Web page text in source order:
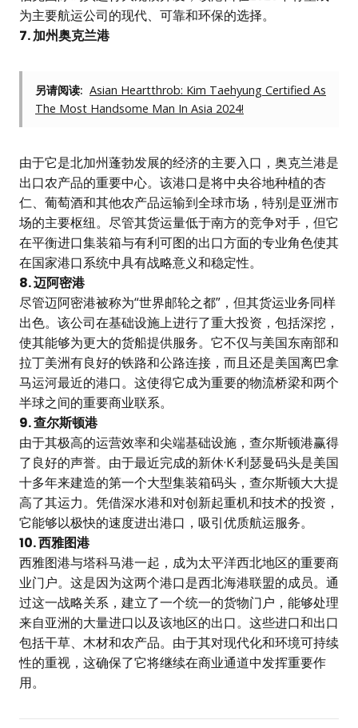
为主要航运公司的现代、可靠和环保的选择。
7. 加州奥克兰港
另请阅读: Asian Heartthrob: Kim Taehyung Certified As
The Most Handsome Man In Asia 2024!
由于它是北加州蓬勃发展的经济的主要入口，奥克兰港是
出口农产品的重要中心。该港口是将中央谷地种植的杏
仁、葡萄酒和其他农产品运输到全球市场，特别是亚洲市
场的主要枢纽。尽管其货运量低于南方的竞争对手，但它
在平衡进口集装箱与有利可图的出口方面的专业角色使其
在国家港口系统中具有战略意义和稳定性。
8. 迈阿密港
尽管迈阿密港被称为“世界邮轮之都”，但其货运业务同样
出色。该公司在基础设施上进行了重大投资，包括深挖，
使其能够为更大的货船提供服务。它不仅与美国东南部和
拉丁美洲有良好的铁路和公路连接，而且还是美国离巴拿
马运河最近的港口。这使得它成为重要的物流桥梁和两个
半球之间的重要商业联系。
9. 查尔斯顿港
由于其极高的运营效率和尖端基础设施，查尔斯顿港赢得
了良好的声誉。由于最近完成的新休·K·利瑟曼码头是美国
十多年来建造的第一个大型集装箱码头，查尔斯顿大大提
高了其运力。凭借深水港和对创新起重机和技术的投资，
它能够以极快的速度进出港口，吸引优质航运服务。
10. 西雅图港
西雅图港与塔科马港一起，成为太平洋西北地区的重要商
业门户。这是因为这两个港口是西北海港联盟的成员。通
过这一战略关系，建立了一个统一的货物门户，能够处理
来自亚洲的大量进口以及该地区的出口。这些进口和出口
包括干草、木材和农产品。由于其对现代化和环境可持续
性的重视，这确保了它将继续在商业通道中发挥重要作
用。